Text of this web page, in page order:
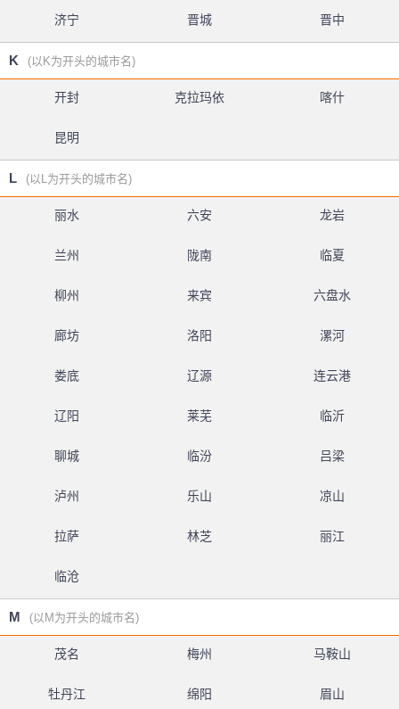
济宁 晋城 晋中
K (以K为开头的城市名)
开封 克拉玛依 喀什
昆明
L (以L为开头的城市名)
丽水 六安 龙岩
兰州 陇南 临夏
柳州 来宾 六盘水
廊坊 洛阳 漯河
娄底 辽源 连云港
辽阳 莱芜 临沂
聊城 临汾 吕梁
泸州 乐山 凉山
拉萨 林芝 丽江
临沧
M (以M为开头的城市名)
茂名 梅州 马鞍山
牡丹江 绵阳 眉山